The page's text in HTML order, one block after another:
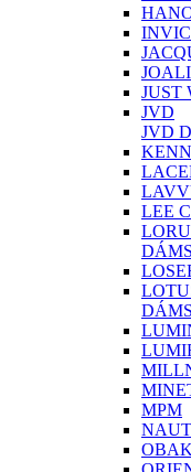
JUST
JVD
JVD
LEE
MPM